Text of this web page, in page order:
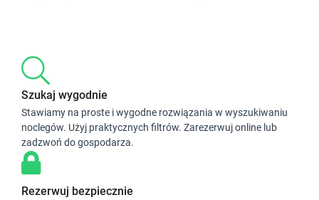
Szukaj wygodnie
Stawiamy na proste i wygodne rozwiązania w wyszukiwaniu
noclegów. Użyj praktycznych filtrów. Zarezerwuj online lub
zadzwoń do gospodarza.
Rezerwuj bezpiecznie